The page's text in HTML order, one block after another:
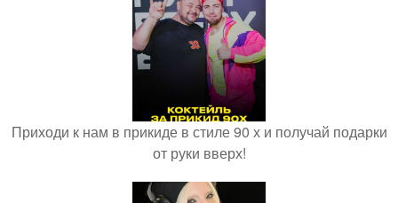
Приходи к нам в прикиде в стиле 90 х и получай подарки
от руки вверх!